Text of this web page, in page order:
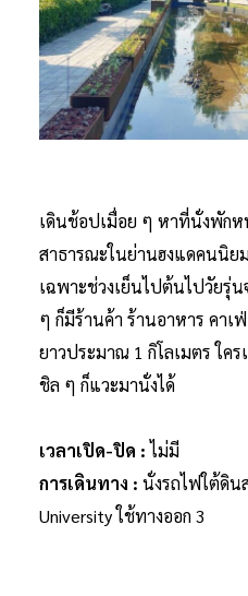
เดินช้อปเมื่อย ๆ หาที่นั่งพัก
สาธารณะในย่านฮงแดคนนิย
เฉพาะช่วงเย็นไปต้นไปวัยรุ่
ๆ ก็มีร้านค้า ร้านอาหาร คาเ
ยาวประมาณ 1 กิโลเมตร ใค
ชิล ๆ ก็แวะมานั่งได้
เวลาเปิด-ปิด :ไม่มี
การเดินทาง : นั่งรถไฟใต้ดิน
University ใช้ทางออก 3